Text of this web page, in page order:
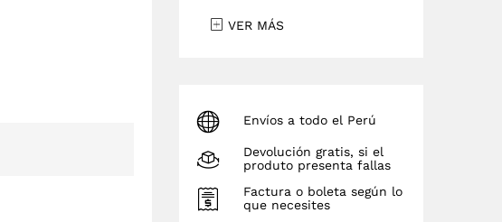
VER MÁS
Envíos a todo el Perú
Devolución gratis, si el
produto presenta fallas
Factura o boleta según lo
que necesites